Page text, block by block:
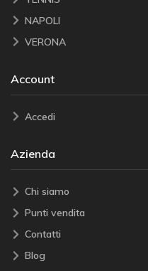
NAPOLI
VERONA
Account
Accedi
Azienda
Chi siamo
Punti vendita
Contatti
Blog